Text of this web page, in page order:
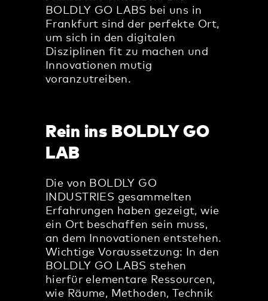
BOLDLY GO LABS bei uns in
Frankfurt sind der perfekte Ort,
um sich in den digitalen
Disziplinen fit zu machen und
Innovationen mutig
voranzutreiben.
Rein ins BOLDLY GO
LAB
Die von BOLDLY GO
INDUSTRIES gesammelten
Erfahrungen haben gezeigt, wie
ein Ort beschaffen sein muss,
an dem Innovationen entstehen.
Wichtige Voraussetzung: In den
BOLDLY GO LABS stehen
hierfür elementare Ressourcen,
wie Räume, Methoden, Technik